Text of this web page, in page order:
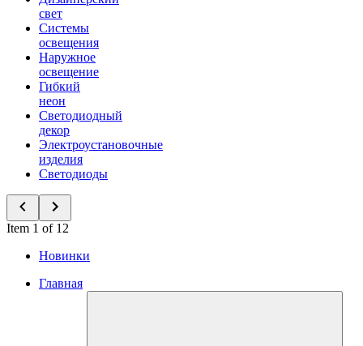
свет
Системы
освещения
Наружное
освещение
Гибкий
неон
Светодиодный
декор
Электроустановочные
изделия
Светодиоды
Item 1 of 12
Новинки
Главная